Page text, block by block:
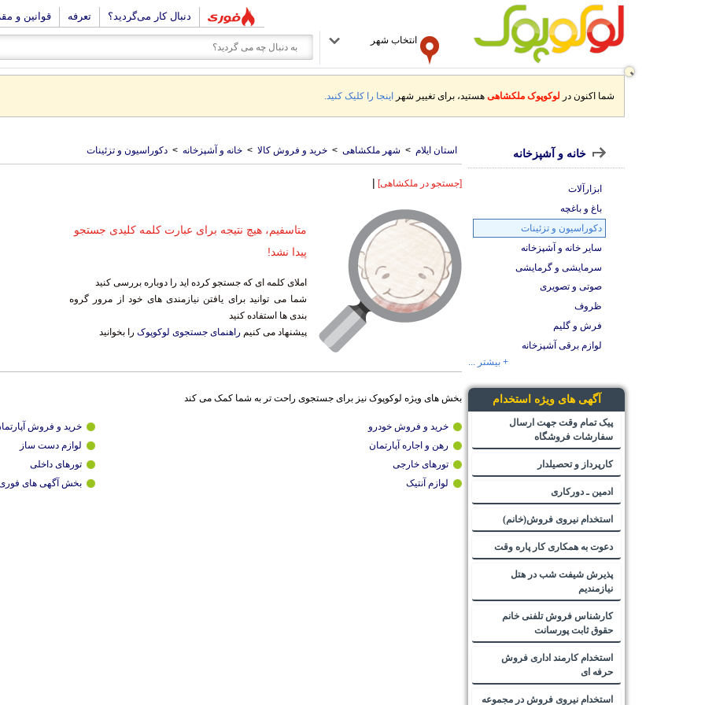
دنبال کار می‌گردید؟ تعرفه قوانین و
انتخاب شهر
شما اکنون در لوکوپوک ملکشاهی هستید، برای تغییر شهر اینجا را کلیک کنید.
استان ایلام > شهر ملکشاهی > خرید و فروش کالا > خانه و آشپزخانه > دکوراسیون و تزئینات
[جستجو در ملکشاهی] |
متاسفیم، هیچ نتیجه برای عبارت کلمه کلیدی جستجو
پیدا نشد!
املای کلمه ای که جستجو کرده اید را دوباره بررسی کنید
شما می توانید برای یافتن نیازمندی های خود از مرور گروه
بندی ها استفاده کنید
پیشنهاد می کنیم راهنمای جستجوی لوکوپوک را بخوانید
بخش های ویژه لوکوپوک نیز برای جستجوی راحت تر به شما کمک می کند
خرید و فروش خودرو
خرید و فروش
رهن و اجاره آپارتمان
لوازم دست ساز
تورهای خارجی
تورهای داخلی
لوازم آنتیک
بخش آگهی های
خانه و آشپزخانه
ابزارآلات
باغ و باغچه
دکوراسیون و تزئینات
سایر خانه و آشپزخانه
سرمایشی و گرمایشی
صوتی و تصویری
ظروف
فرش و گلیم
لوازم برقی آشپزخانه
+ بیشتر ...
آگهی های ویژه استخدام
پیک تمام وقت جهت ارسال
سفارشات فروشگاه
کارپرداز و تحصیلدار
ادمین ـ دورکاری
استخدام نیروی فروش(خانم)
دعوت به همکاری کار پاره وقت
پذیرش شیفت شب در هتل
نیازمندیم
کارشناس فروش تلفنی خانم
حقوق ثابت پورسانت
استخدام کارمند اداری فروش
حرفه ای
استخدام نیروی فروش در مجموعه